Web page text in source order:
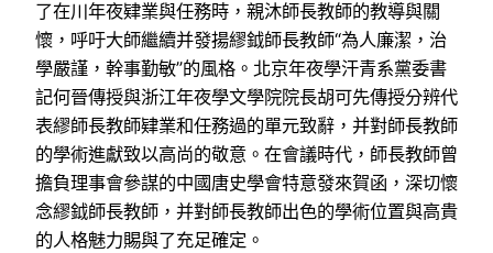
了在川年夜肄業與任務時，親沐師長教師的教導與關
懷，呼吁大師繼續并發揚繆鉞師長教師“為人廉潔，治
學嚴謹，幹事勤敏”的風格。北京年夜學汗青系黨委書
記何晉傳授與浙江年夜學文學院院長胡可先傳授分辨代
表繆師長教師肄業和任務過的單元致辭，并對師長教師
的學術進獻致以高尚的敬意。在會議時代，師長教師曾
擔負理事會參謀的中國唐史學會特意發來賀函，深切懷
念繆鉞師長教師，并對師長教師出色的學術位置與高貴
的人格魅力賜與了充足確定。